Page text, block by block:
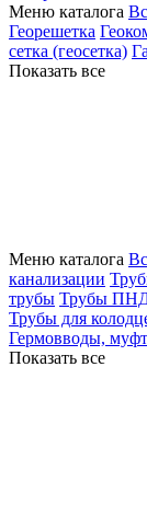
Меню каталога
Георешетка
сетка (геосетка)
Показать все
Меню каталога
канализации
трубы Трубы
Трубы для
Гермовводы,
Показать все